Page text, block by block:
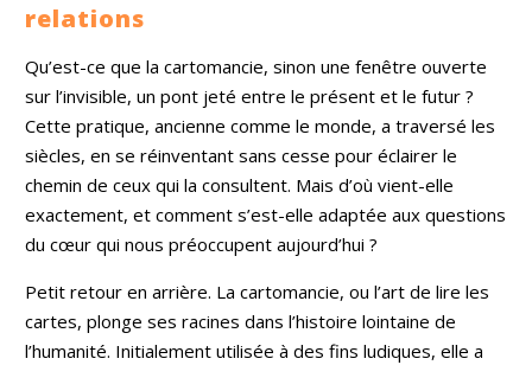
relations
Qu’est-ce que la cartomancie, sinon une fenêtre ouverte
sur l’invisible, un pont jeté entre le présent et le futur ?
Cette pratique, ancienne comme le monde, a traversé les
siècles, en se réinventant sans cesse pour éclairer le
chemin de ceux qui la consultent. Mais d’où vient-elle
exactement, et comment s’est-elle adaptée aux questions
du cœur qui nous préoccupent aujourd’hui ?
Petit retour en arrière. La cartomancie, ou l’art de lire les
cartes, plonge ses racines dans l’histoire lointaine de
l’humanité. Initialement utilisée à des fins ludiques, elle a